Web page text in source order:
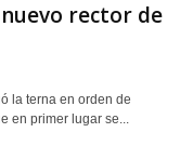
nuevo rector de
la terna en orden de
en primer lugar se...